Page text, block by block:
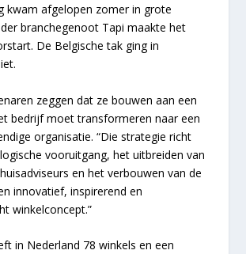
kwam afgelopen zomer in grote
branchegenoot Tapi maakte het
De Belgische tak ging in
zeggen dat ze bouwen aan een
bedrijf moet transformeren naar een
organisatie. “Die strategie richt
vooruitgang, het uitbreiden van
en het verbouwen van de
innovatief, inspirerend en
winkelconcept.”
in Nederland 78 winkels en een